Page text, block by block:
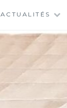
ACTUALITÉS